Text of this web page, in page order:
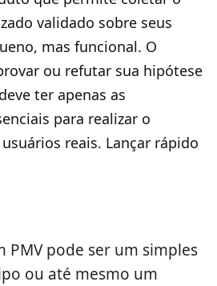
validado sobre seus
mas funcional. O
ou refutar sua hipótese
ter apenas as
para realizar o
reais. Lançar rápido
PMV pode ser um simples
ou até mesmo um